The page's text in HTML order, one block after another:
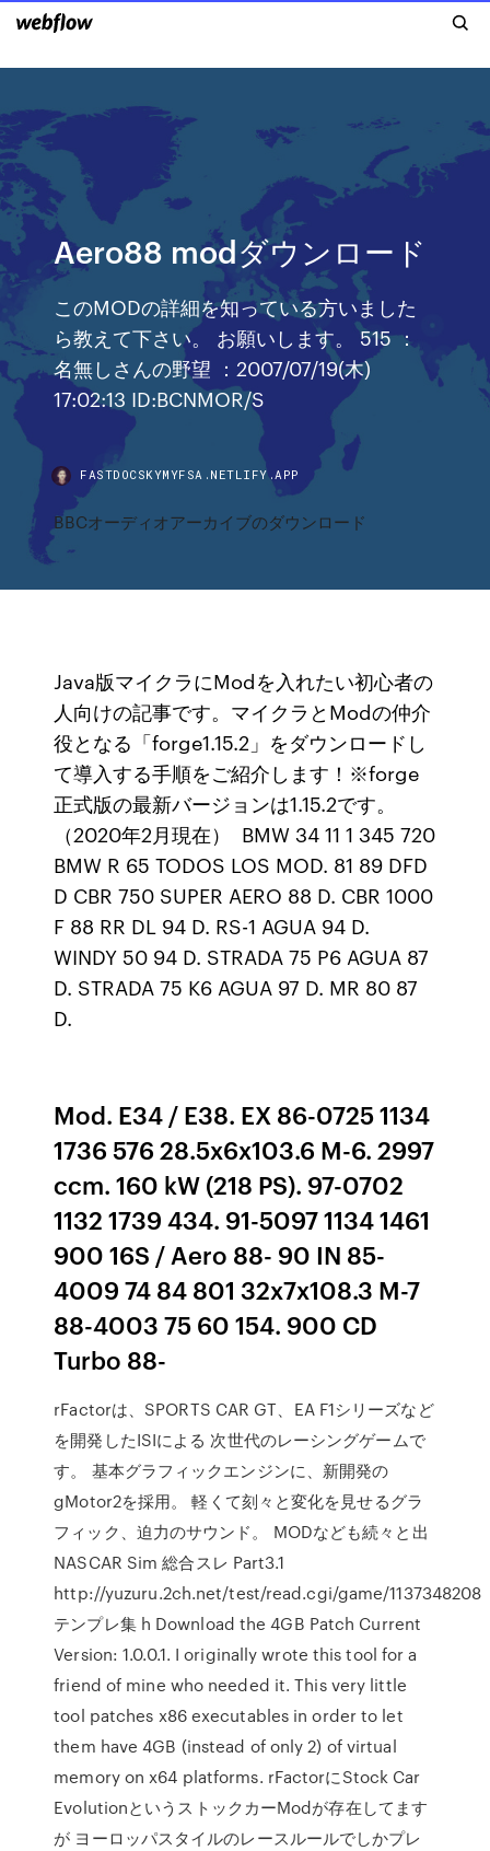
Aero88 modダウンロード
このMODの詳細を知っている方いました
ら教えて下さい。 お願いします。 515 ：
名無しさんの野望 ：2007/07/19(木)
17:02:13 ID:BCNMOR/S
FASTDOCSKYMYFSA.NETLIFY.APP
BBCオーディオアーカイブのダウンロード
Java版マイクラにModを入れたい初心者の
人向けの記事です。マイクラとModの仲介
役となる「forge1.15.2」をダウンロードし
て導入する手順をご紹介します！※forge
正式版の最新バージョンは1.15.2です。
（2020年2月現在） BMW 34 11 1 345 720
BMW R 65 TODOS LOS MOD. 81 89 DFD
D CBR 750 SUPER AERO 88 D. CBR 1000
F 88 RR DL 94 D. RS-1 AGUA 94 D.
WINDY 50 94 D. STRADA 75 P6 AGUA 87
D. STRADA 75 K6 AGUA 97 D. MR 80 87
D.
Mod. E34 / E38. EX 86-0725 1134
1736 576 28.5x6x103.6 M-6. 2997
ccm. 160 kW (218 PS). 97-0702
1132 1739 434. 91-5097 1134 1461
900 16S / Aero 88- 90 IN 85-
4009 74 84 801 32x7x108.3 M-7
88-4003 75 60 154. 900 CD
Turbo 88-
rFactorは、SPORTS CAR GT、EA F1シリーズなど
を開発したISIによる 次世代のレーシングゲームで
す。 基本グラフィックエンジンに、新開発の
gMotor2を採用。 軽くて刻々と変化を見せるグラ
フィック、迫力のサウンド。 MODなども続々と出
NASCAR Sim 総合スレ Part3.1
http://yuzuru.2ch.net/test/read.cgi/game/1137348208
テンプレ集 h Download the 4GB Patch Current
Version: 1.0.0.1. I originally wrote this tool for a
friend of mine who needed it. This very little
tool patches x86 executables in order to let
them have 4GB (instead of only 2) of virtual
memory on x64 platforms. rFactorにStock Car
EvolutionというストックカーModが存在してます
が ヨーロッパスタイルのレースルールでしかプレ